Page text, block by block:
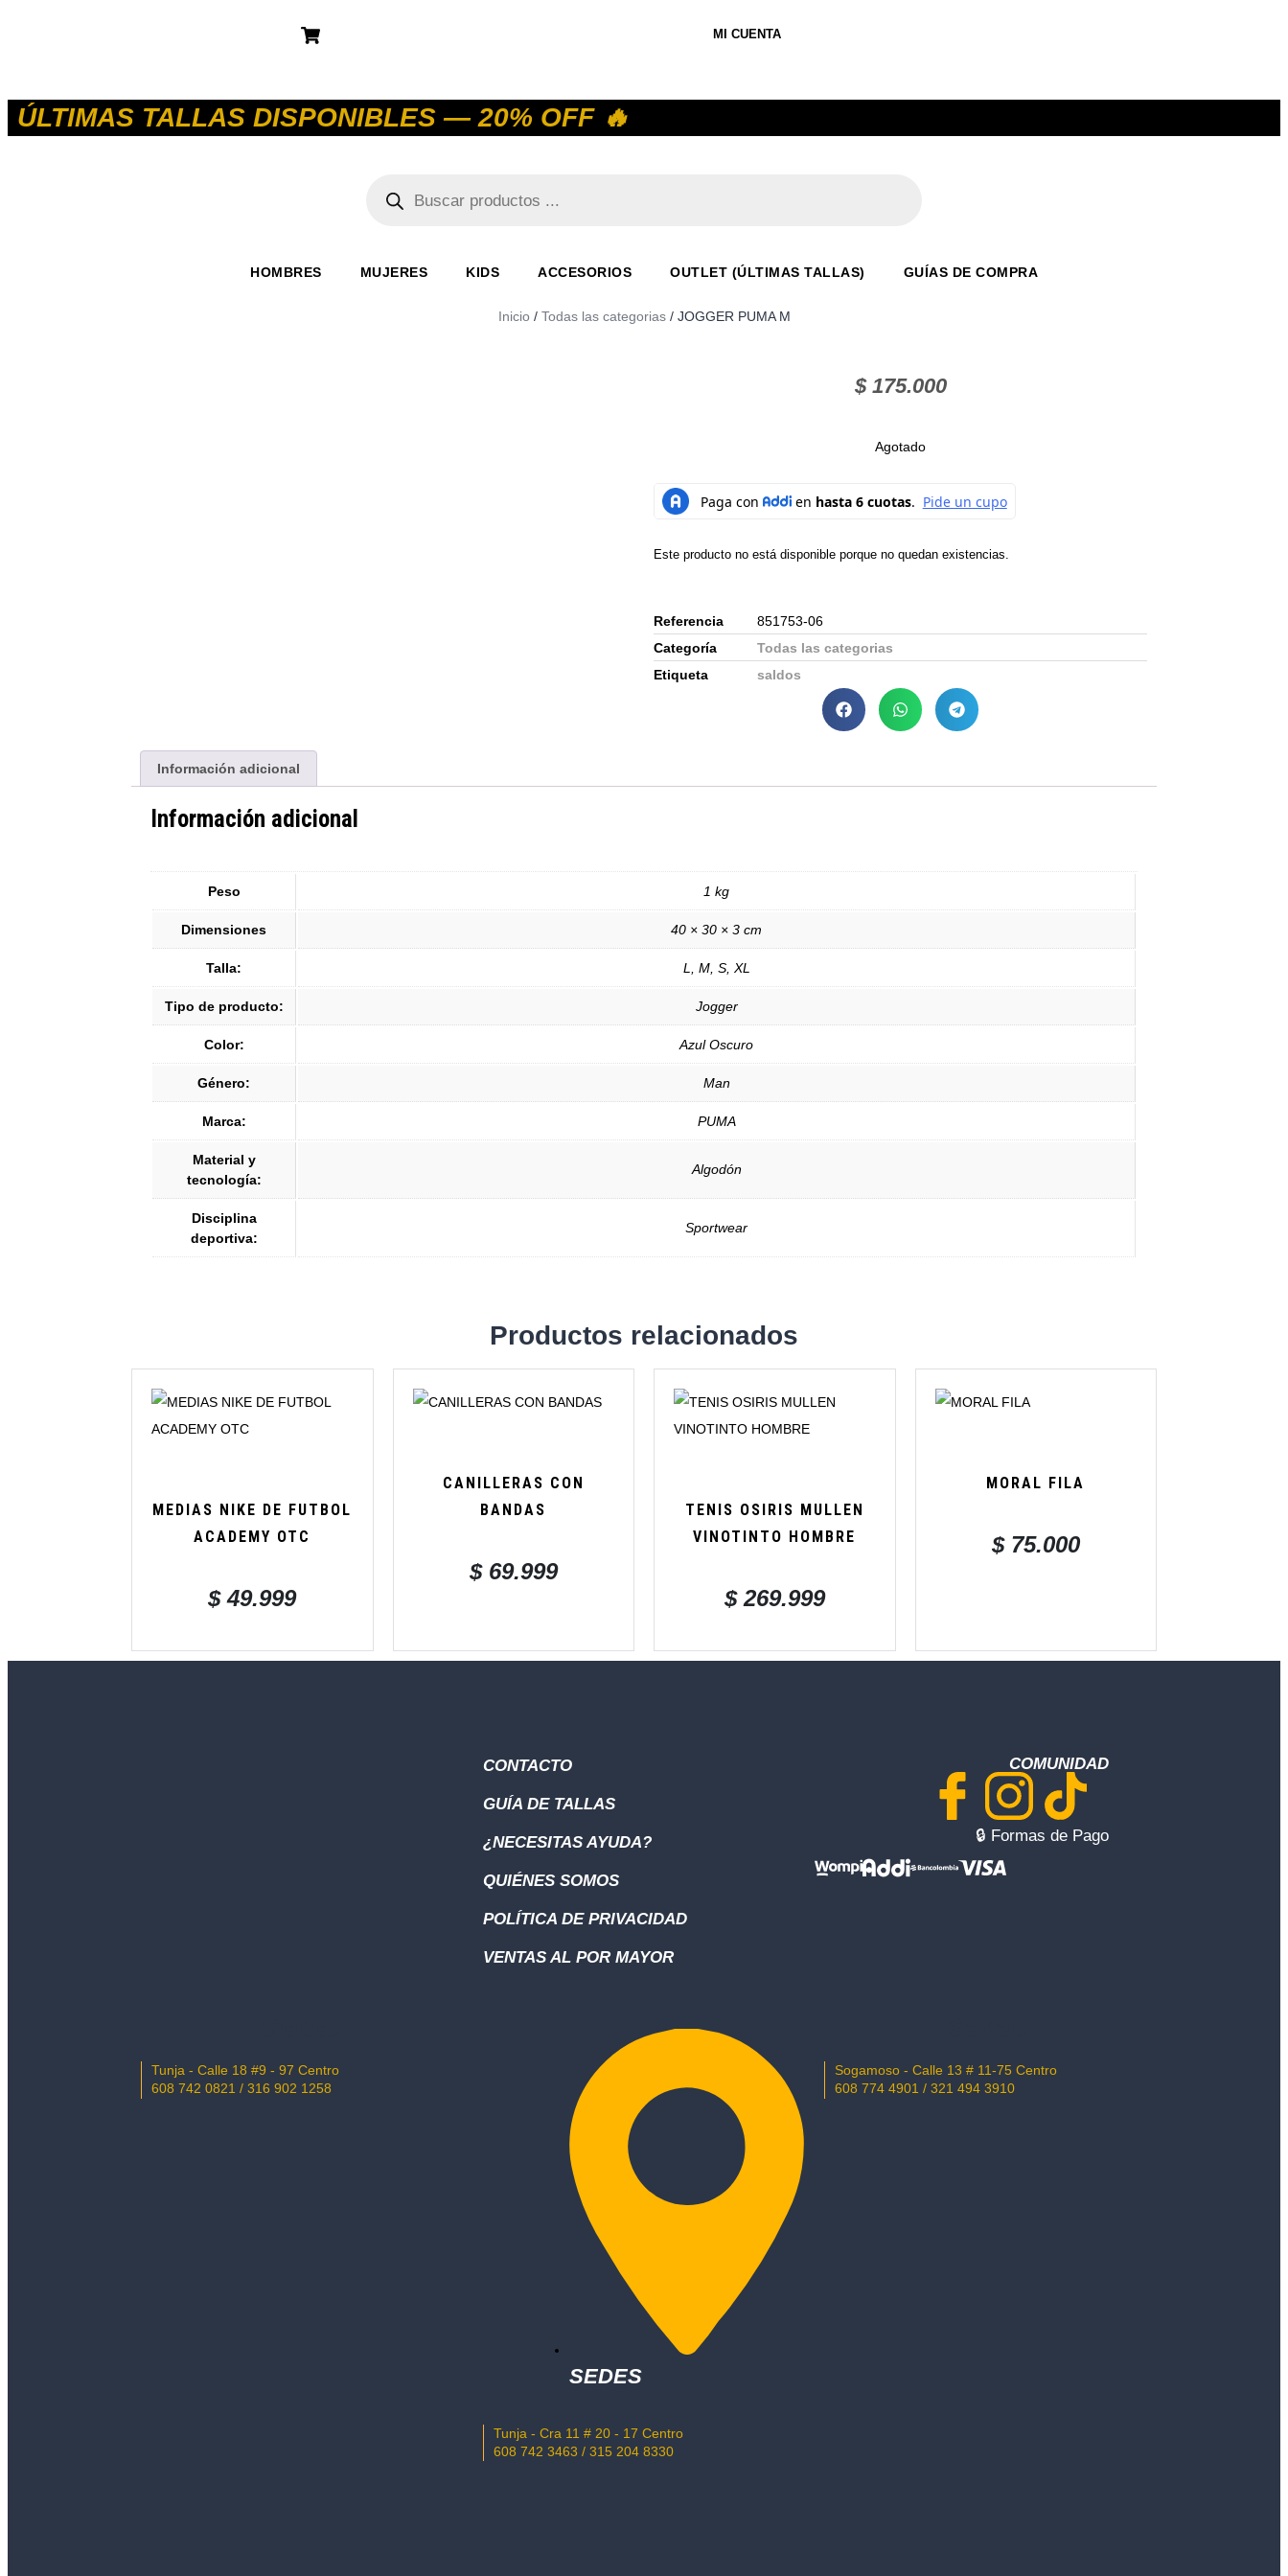
MI CUENTA
ÚLTIMAS TALLAS DISPONIBLES — 20% OFF 🔥
HOMBRES MUJERES KIDS ACCESORIOS OUTLET (ÚLTIMAS TALLAS) GUÍAS DE COMPRA
Inicio/ Todas las categorias/ JOGGER PUMA M
$175.000
Agotado
Este producto no está disponible porque no quedan existencias.
Referencia
851753-06
Categoría
Todas las categorias
Etiqueta
saldos
Información adicional
Información adicional
Peso 1 kg
Dimensiones 40 × 30 × 3 cm
Talla: L, M, S, XL
Tipo de producto: Jogger
Color: Azul Oscuro
Género: Man
Marca: PUMA
Material y
tecnología:
Algodón
Disciplina
deportiva:
Sportwear
Productos relacionados
MEDIAS NIKE DE FUTBOL
ACADEMY OTC
$49.999
CANILLERAS CON
BANDAS
$69.999
TENIS OSIRIS MULLEN
VINOTINTO HOMBRE
$269.999
MORAL FILA
$75.000
CONTACTO
GUÍA DE TALLAS
¿NECESITAS AYUDA?
QUIÉNES SOMOS
POLÍTICA DE PRIVACIDAD
VENTAS AL POR MAYOR
COMUNIDAD
🔒︎ Formas de Pago
Tunja - Calle 18 #9 - 97 Centro
608 742 0821 / 316 902 1258
SEDES
Tunja - Cra 11 # 20 - 17 Centro
608 742 3463 / 315 204 8330
Sogamoso - Calle 13 # 11-75 Centro
608 774 4901 / 321 494 3910